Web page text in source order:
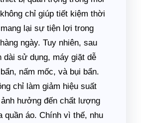
chỉ giúp tiết kiệm thời
lại sự tiện lợi trong
ngày. Tuy nhiên, sau
dài sử dụng, máy giặt dễ
nấm mốc, và bụi bẩn.
chỉ làm giảm hiệu suất
hưởng đến chất lượng
quần áo. Chính vì thế, nhu